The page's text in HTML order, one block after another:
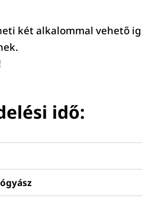
két alkalommal vehető
idő: